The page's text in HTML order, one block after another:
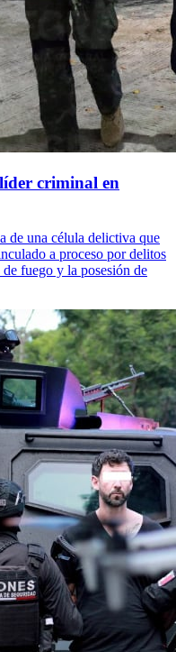
criminal en
de una célula delictiva que
a proceso por delitos
fuego y la posesión de